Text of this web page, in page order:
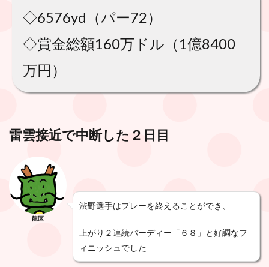
◇6576yd（パー72）
◇賞金総額160万ドル（1億8400
万円）
雷雲接近で中断した２日目
龍区
渋野選手はプレーを終えることができ、
上がり２連続バーディー「６８」と好調なフ
ィニッシュでした